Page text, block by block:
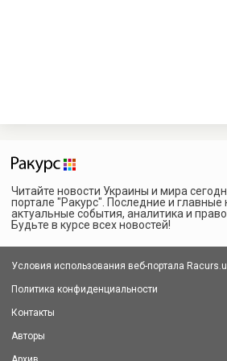
Читайте новости Украины и мира
портале "Ракурс". Последние и главные
актуальные события, аналитика и
Будьте в курсе всех новостей!
Условия использования веб-портала
Политика конфиденциальности
Контакты
Авторы